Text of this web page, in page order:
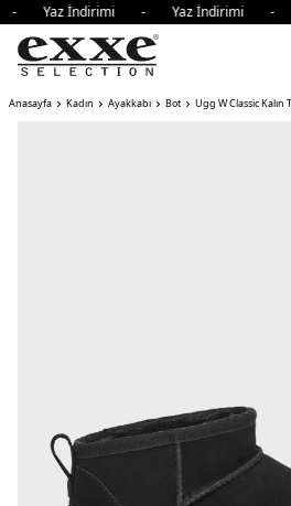
- Yaz İndirimi - Yaz
Anasayfa Kadın Ayakkabı Bot Ugg W Classic